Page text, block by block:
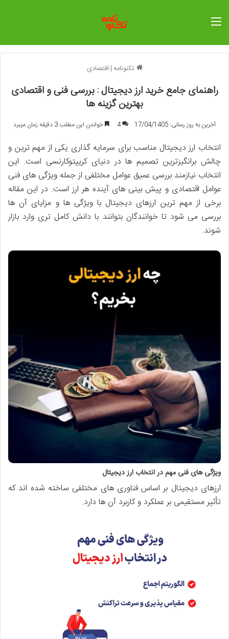
تکنونامه | اقتصادی
راهنمای جامع خرید ارز دیجیتال : بررسی فنی و اقتصادی
بهترین گزینه ها
آخرین به روز رسانی: 17/04/1405 4 خواندن این مطلب 3 دقیقه زمان میبرد
انتخاب ارز دیجیتال مناسب برای سرمایه گذاری یکی از مهم ترین و
چالش برانگیزترین تصمیم ها در دنیای کریپتوکارنسی است. این
انتخاب نیازمند بررسی عمیق عوامل مختلفی از جمله ویژگی های فنی
عوامل اقتصادی و پیش بینی های آینده هر ارز است. در این مقاله
برخی از مهم ترین ارزهای دیجیتال با ویژگی ها و مزایای آن ها
بررسی می شود تا خوانندگان بتوانند با دانش کامل تری وارد بازار
شوند.
ویژگی های فنی مهم در انتخاب ارز دیجیتال
ارزهای دیجیتال بر اساس فناوری های مختلفی ساخته شده اند که
تأثیر مستقیمی بر عملکرد و کاربرد آن ها دارد.